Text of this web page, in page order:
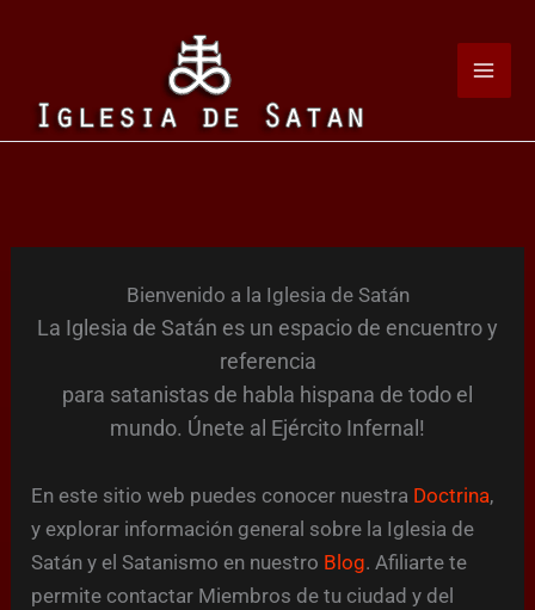
Bienvenido a la Iglesia de Satán
La Iglesia de Satán es un espacio de encuentro y
referencia
para satanistas de habla hispana de todo el
mundo. Únete al Ejército Infernal!
En este sitio web puedes conocer nuestra Doctrina,
y explorar información general sobre la Iglesia de
Satán y el Satanismo en nuestro Blog. Afiliarte te
permite contactar Miembros de tu ciudad y del